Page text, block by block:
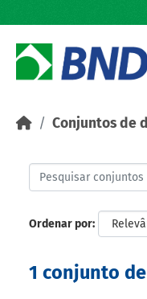
Conjuntos de
Ordenar por
1 conjunto